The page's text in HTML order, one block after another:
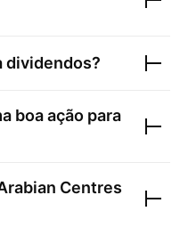
dividendos?
boa ação para
Centres